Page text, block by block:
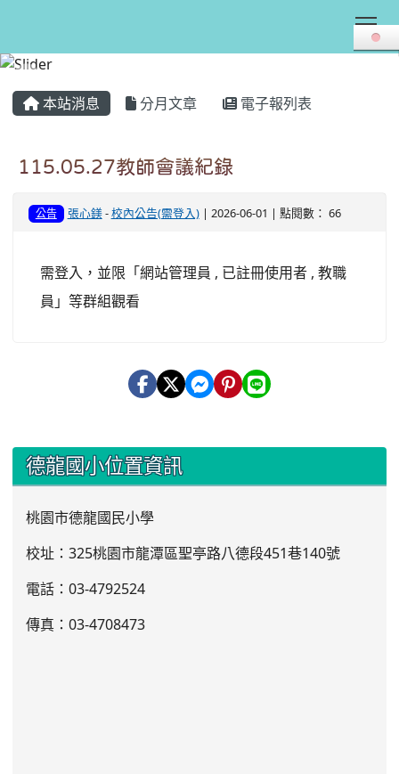
本站消息 分月文章 電子報列表
115.05.27教師會議紀錄
公告 張心鎂-校內公告(需登入)| 2026-06-01 | 點閱數： 66
需登入，並限「網站管理員 , 已註冊使用者 , 教職
員」等群組觀看
::: 德龍國小位置資訊
桃園市德龍國民小學
校址：325桃園市龍潭區聖亭路八德段451巷140號
電話：03-4792524
傳真：03-4708473